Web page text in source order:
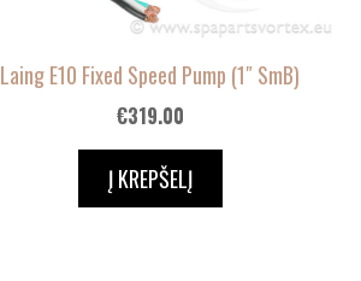
Laing E10 Fixed Speed Pump (1″ SmB)
€319.00
Į KREPŠELĮ